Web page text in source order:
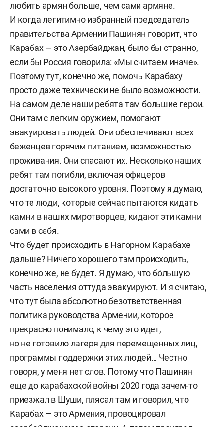
любить армян больше, чем сами армяне.
И когда легитимно избранный председатель
правительства Армении Пашинян говорит, что
Карабах — это Азербайджан, было бы странно,
если бы Россия говорила: «Мы считаем иначе».
Поэтому тут, конечно же, помочь Карабаху
просто даже технически не было возможности.
На самом деле наши ребята там большие герои.
Они там с легким оружием, помогают
эвакуировать людей. Они обеспечивают всех
беженцев горячим питанием, возможностью
проживания. Они спасают их. Несколько наших
ребят там погибли, включая офицеров
достаточно высокого уровня. Поэтому я думаю,
что те люди, которые сейчас пытаются кидать
камни в наших миротворцев, кидают эти камни
сами в себя.
Что будет происходить в Нагорном Карабахе
дальше? Ничего хорошего там происходить,
конечно же, не будет. Я думаю, что бо́льшую
часть населения оттуда эвакуируют. И я считаю,
что тут была абсолютно безответственная
политика руководства Армении, которое
прекрасно понимало, к чему это идет,
но не готовило лагеря для перемещенных лиц,
программы поддержки этих людей… Честно
говоря, у меня нет слов. Потому что Пашинян
еще до карабахской войны 2020 года зачем-то
приезжал в Шуши, плясал там и говорил, что
Карабах — это Армения, провоцировал